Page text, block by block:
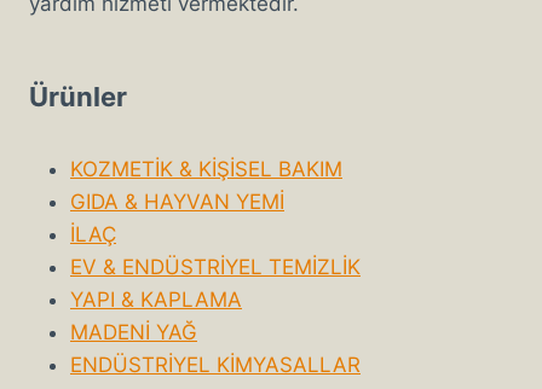
Ürünler
KOZMETİK & KİŞİSEL BAKIM
GIDA & HAYVAN YEMİ
İLAÇ
EV & ENDÜSTRİYEL TEMİZLİK
YAPI & KAPLAMA
MADENİ YAĞ
ENDÜSTRİYEL KİMYASALLAR